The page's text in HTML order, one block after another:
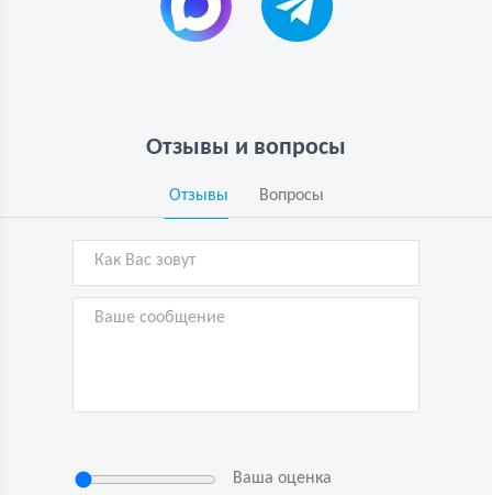
Отзывы и вопросы
Отзывы Вопросы
Ваша оценка